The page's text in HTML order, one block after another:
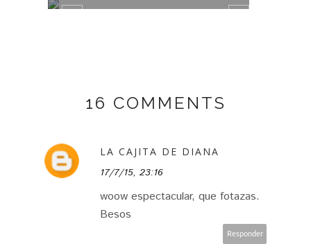
16 COMMENTS
LA CAJITA DE DIANA
17/7/15, 23:16
woow espectacular, que fotazas.
Besos
Responder